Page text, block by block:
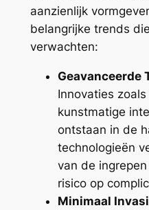
aanzienlijk
belangrijke trends
verwachten:
Geavanceerde
Innovaties
kunstmatige
ontstaan in de
technologieën
van de
risico op
Minimaal